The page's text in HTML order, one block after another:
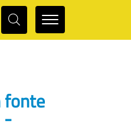
fonte
-